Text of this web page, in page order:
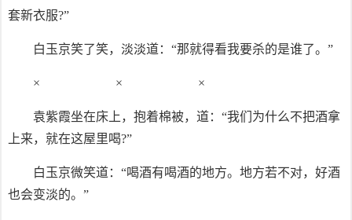
套新衣服?”
白玉京笑了笑，淡淡道：“那就得看我要杀的是谁了。”
× × ×
袁紫霞坐在床上，抱着棉被，道：“我们为什么不把酒拿
上来，就在这屋里喝?”
白玉京微笑道：“喝酒有喝酒的地方。地方若不对，好酒
也会变淡的。”